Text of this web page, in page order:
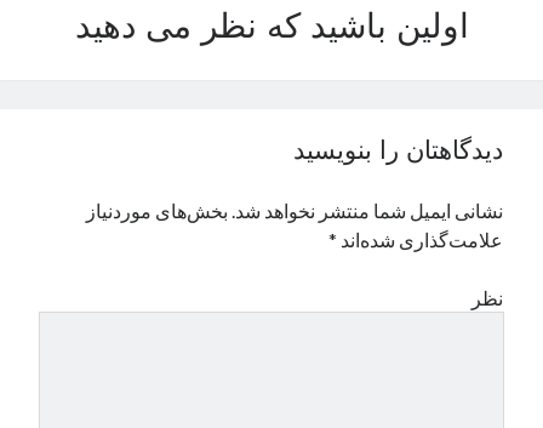
اولین باشید که نظر می دهید
دیدگاهتان را بنویسید
نشانی ایمیل شما منتشر نخواهد شد. بخش‌های موردنیاز
علامت‌گذاری شده‌اند *
نظر